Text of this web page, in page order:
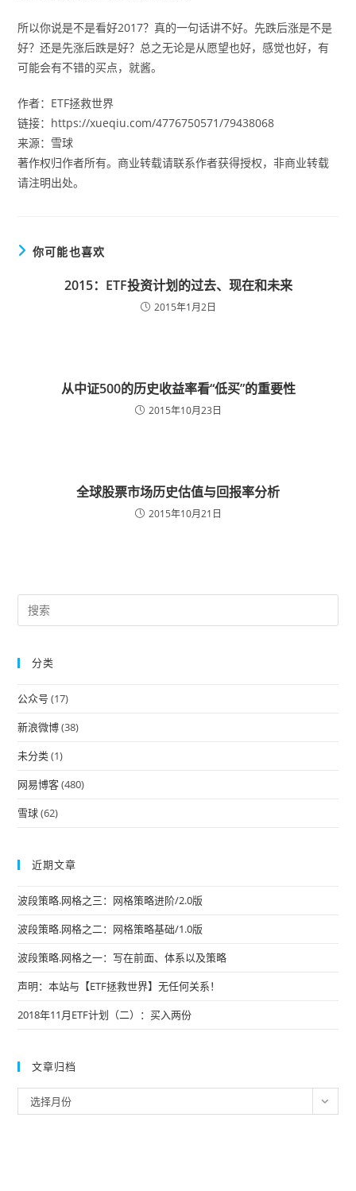
所以你说是不是看好2017？真的一句话讲不好。先跌后涨是不是
好？还是先涨后跌是好？总之无论是从愿望也好，感觉也好，有
可能会有不错的买点，就酱。
作者：ETF拯救世界
链接：https://xueqiu.com/4776750571/79438068
来源：雪球
著作权归作者所有。商业转载请联系作者获得授权，非商业转载
请注明出处。
你可能也喜欢
2015：ETF投资计划的过去、现在和未来
2015年1月2日
从中证500的历史收益率看“低买”的重要性
2015年10月23日
全球股票市场历史估值与回报率分析
2015年10月21日
分类
公众号 (17)
新浪微博(38)
未分类(1)
网易博客(480)
雪球(62)
近期文章
波段策略.网格之三：网格策略进阶/2.0版
波段策略.网格之二：网格策略基础/1.0版
波段策略.网格之一：写在前面、体系以及策略
声明：本站与【ETF拯救世界】无任何关系！
2018年11月ETF计划（二）：买入两份
文章归档
章
选择月份